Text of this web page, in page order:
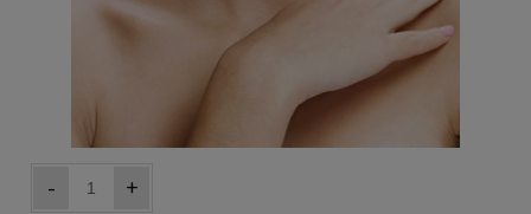
- +